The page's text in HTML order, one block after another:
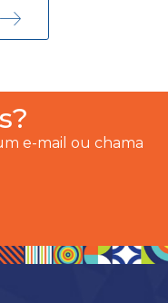
e-mail ou chama